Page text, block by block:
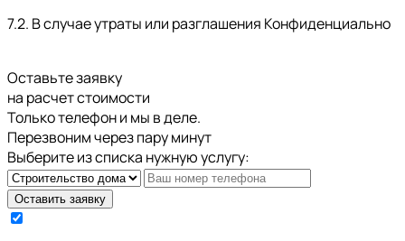
7.2. В случае утраты или разглашения Конфиденциально
Оставьте заявку
на расчет стоимости
Только телефон и мы в деле.
Перезвоним через пару минут
Выберите из списка нужную услугу:
Оставить заявку